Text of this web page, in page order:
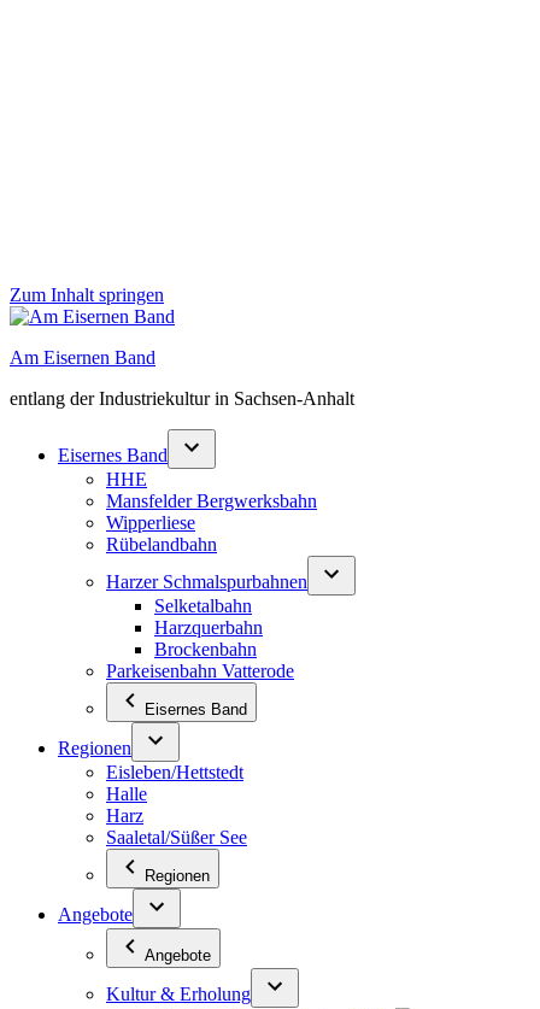
Zum Inhalt springen
Am Eisernen Band
entlang der Industriekultur in Sachsen-Anhalt
Eisernes Band
HHE
Mansfelder Bergwerksbahn
Wipperliese
Rübelandbahn
Harzer Schmalspurbahnen
Selketalbahn
Harzquerbahn
Brockenbahn
Parkeisenbahn Vatterode
Eisernes Band
Regionen
Eisleben/Hettstedt
Halle
Harz
Saaletal/Süßer See
Regionen
Angebote
Angebote
Kultur & Erholung